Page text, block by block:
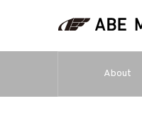
About